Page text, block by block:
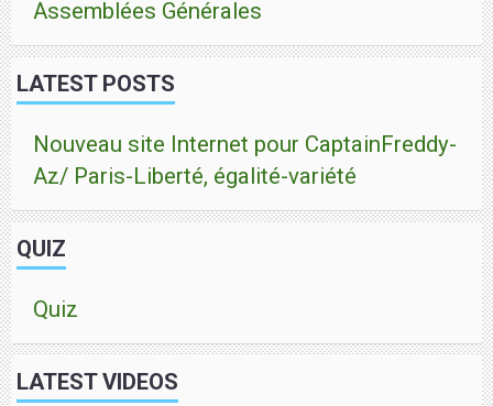
Assemblées Générales
LATEST POSTS
Nouveau site Internet pour CaptainFreddy-
Az/ Paris-Liberté, égalité-variété
QUIZ
Quiz
LATEST VIDEOS